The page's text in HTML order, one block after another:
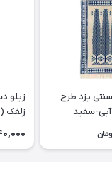
یزد طرح
سفید
زیلو
زلفک